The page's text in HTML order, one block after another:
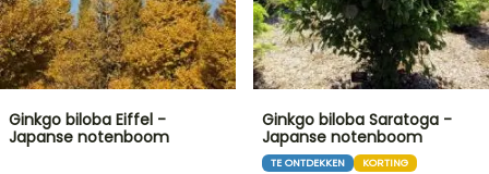
Ginkgo biloba Eiffel -
Japanse notenboom
Ginkgo biloba Saratoga -
Japanse notenboom
TE ONTDEKKEN KORTING